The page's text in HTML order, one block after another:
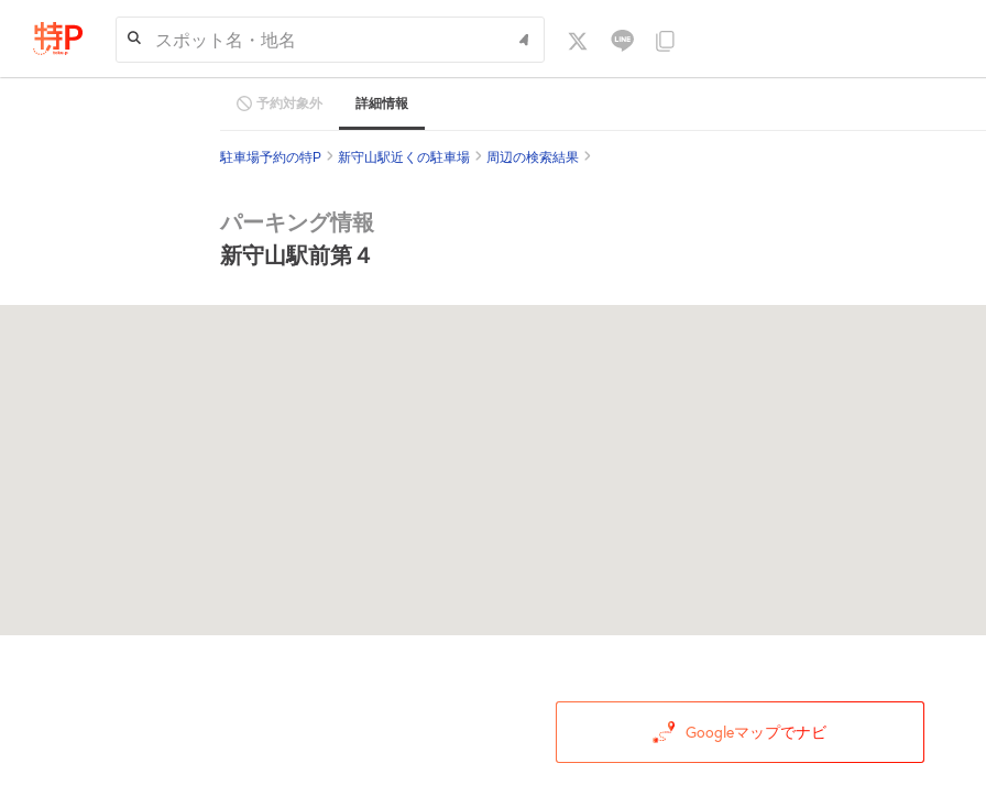
スポット名・地名
予約対象外 詳細情報
駐車場予約の特P 新守山駅近くの駐車場 周辺の検索結果
パーキング情報
新守山駅前第４
Googleマップでナビ